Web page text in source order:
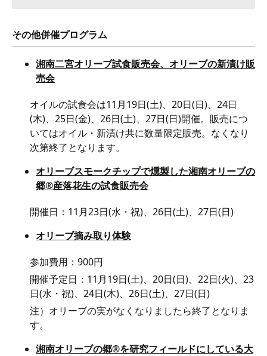
その他併催プログラム
湘南二宮オリーブ試食販売会、オリーブの新漬け販
売会
オイルの試食会は11月19日(土)、20日(日)、24日
(木)、25日(金)、26日(土)、27日(日)開催。販売につ
いてはオイル・新漬け共に数量限定販売。なくなり
次第終了となります。
オリーブスモークチップで燻製した湘南オリーブの
郷®産落花生の試食販売会
開催日：11月23日(水・祝)、26日(土)、27日(日)
オリーブ摘み取り体験
参加費用：900円
開催予定日：11月19日(土)、20日(日)、22日(火)、23
日(水・祝)、24日(木)、26日(土)、27日(日)
注）オリーブの実がなくなりましたら終了となりま
す。
湘南オリーブの郷®を研究フィールドにしている大